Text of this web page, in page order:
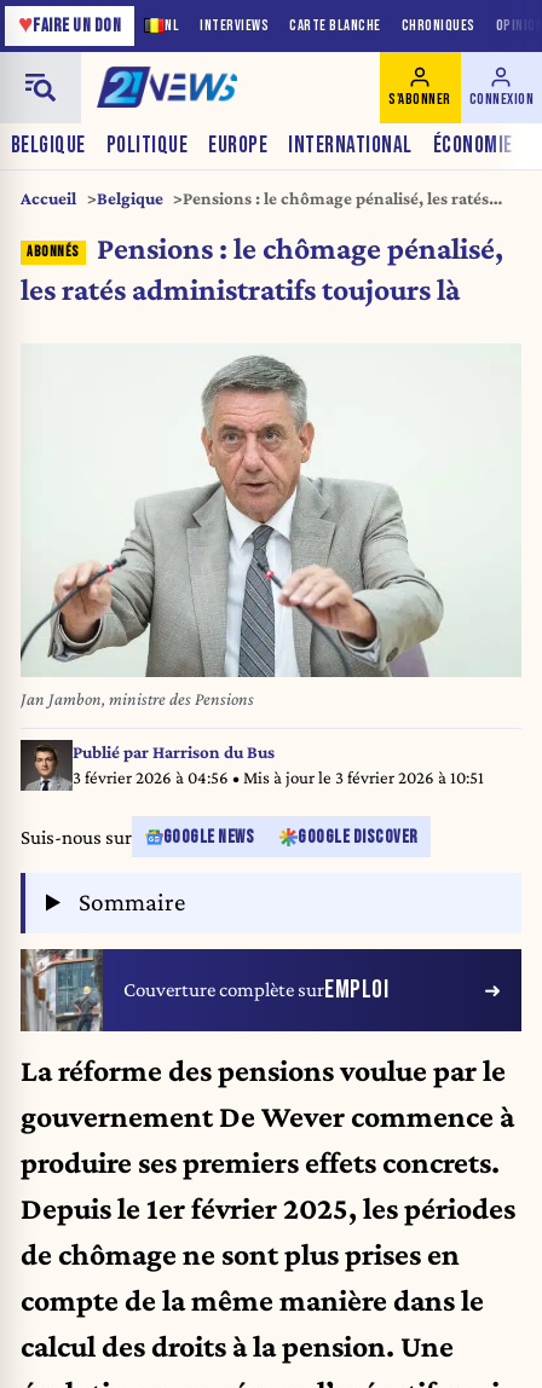
NL INTERVIEWS CARTE BLANCHE CHRONIQUES
♥FAIRE UN DON
BELGIQUE POLITIQUE EUROPE INTERNATIONAL ÉCONOMIE
S'ABONNER CONNEXION
Accueil Belgique
Pensions : le chômage pénalisé, les ratés
Pensions : le chômage pénalisé,
les ratés administratifs toujours là
Jan Jambon, ministre des Pensions
Publié parHarrison du Bus
3 février 2026 à 04:56 • Mis à jour le 3 février 2026 à 10:51
Suis-nous sur GOOGLE NEWS GOOGLE DISCOVER
Sommaire
Couverture complète surEMPLOI
La réforme des pensions voulue par le
gouvernement De Wever commence à
produire ses premiers effets concrets.
Depuis le 1er février 2025, les périodes
de chômage ne sont plus prises en
compte de la même manière dans le
calcul des droits à la pension. Une